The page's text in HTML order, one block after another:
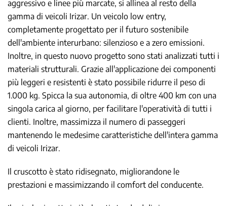
aggressivo e linee più marcate, si allinea al resto della
gamma di veicoli Irizar. Un veicolo low entry,
completamente progettato per il futuro sostenibile
dell'ambiente interurbano: silenzioso e a zero emissioni.
Inoltre, in questo nuovo progetto sono stati analizzati tutti i
materiali strutturali. Grazie all'applicazione dei componenti
più leggeri e resistenti è stato possibile ridurre il peso di
1.000 kg. Spicca la sua autonomia, di oltre 400 km con una
singola carica al giorno, per facilitare l'operatività di tutti i
clienti. Inoltre, massimizza il numero di passeggeri
mantenendo le medesime caratteristiche dell'intera gamma
di veicoli Irizar.
Il cruscotto è stato ridisegnato, migliorandone le
prestazioni e massimizzando il comfort del conducente.